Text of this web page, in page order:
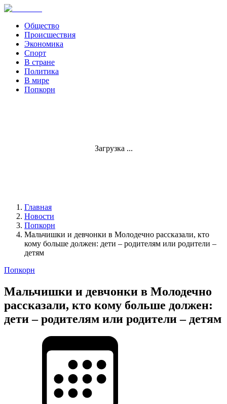
Общество
Происшествия
Экономика
Спорт
В стране
Политика
В мире
Попкорн
Загрузка ...
Главная
Новости
Попкорн
Мальчишки и девчонки в Молодечно рассказали, кто
кому больше должен: дети – родителям или родители –
детям
Попкорн
Мальчишки и девчонки в Молодечно
рассказали, кто кому больше должен:
дети – родителям или родители – детям